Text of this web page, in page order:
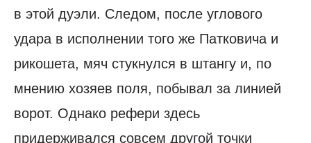
в этой дуэли. Следом, после углового
удара в исполнении того же Патковича и
рикошета, мяч стукнулся в штангу и, по
мнению хозяев поля, побывал за линией
ворот. Однако рефери здесь
придерживался совсем другой точки